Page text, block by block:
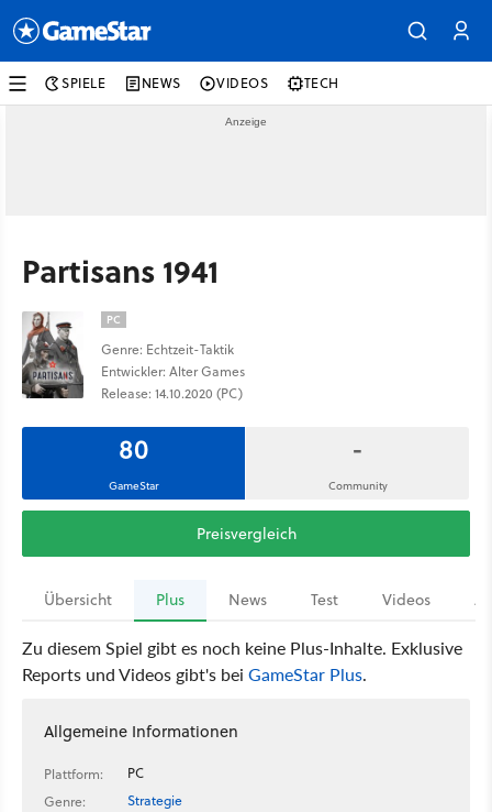
SPIELE NEWS VIDEOS TECH
Partisans 1941
PC
Genre: Echtzeit-Taktik
Entwickler: Alter Games
Release: 14.10.2020 (PC)
80
GameStar
-
Community
Preisvergleich
Übersicht Plus News Test Videos
Zu diesem Spiel gibt es noch keine Plus-Inhalte. Exklusive
Reports und Videos gibt's bei GameStar Plus.
Allgemeine Informationen
Plattform:
PC
Genre:
Strategie